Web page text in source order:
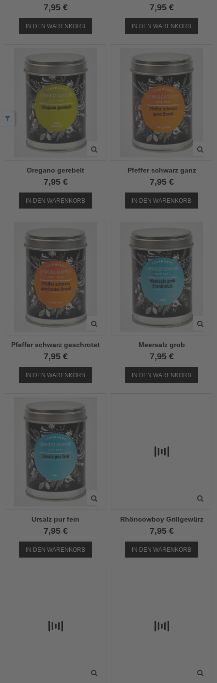
7,95 €
IN DEN WARENKORB
7,95 €
IN DEN WARENKORB
Oregano gerebelt
7,95 €
IN DEN WARENKORB
Pfeffer schwarz ganz
7,95 €
IN DEN WARENKORB
Pfeffer schwarz geschrotet
7,95 €
IN DEN WARENKORB
Meersalz grob
7,95 €
IN DEN WARENKORB
Ursalz pur fein
7,95 €
IN DEN WARENKORB
Rhöncowboy Grillgewürz
7,95 €
IN DEN WARENKORB